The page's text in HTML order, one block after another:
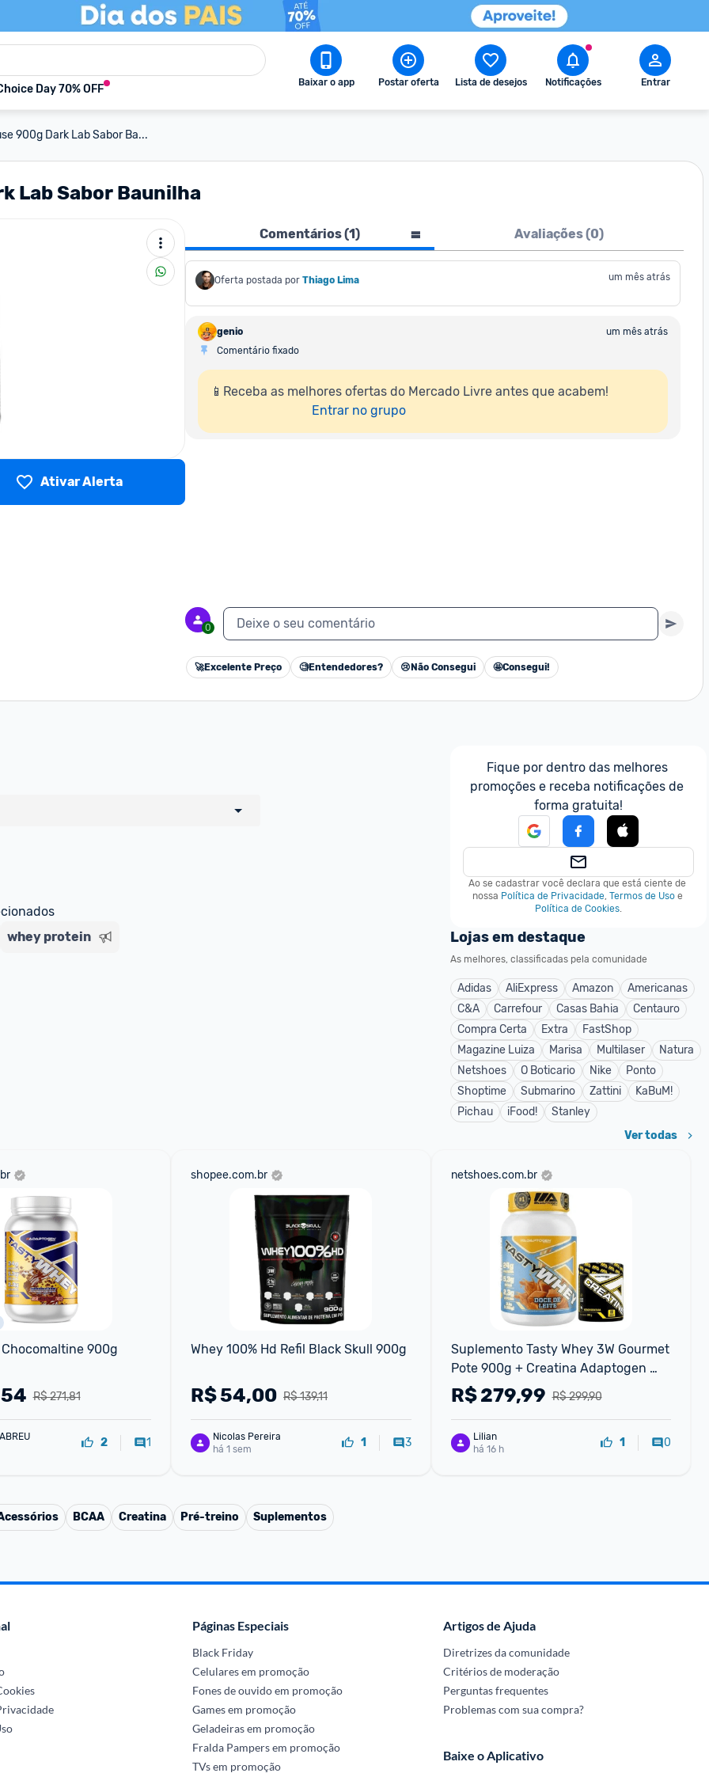
Day 70% OFF Baixar o app Postar oferta Lista de desejos Notificações Entrar
900g Dark Lab Sabor Ba...
Lab Sabor Baunilha
Ativar Alerta
Comentários (1) Avaliações (0)
Oferta postada por Thiago Lima um mês atrás
genio
um mês atrás
Comentário fixado
📱Receba as melhores ofertas do Mercado Livre antes que acabem!
Entrar no grupo
0 Deixe o seu comentário
🚀Excelente Preço 🧐Entendedores? 😢 Não Consegui 🤩Consegui!
um marketplace, nós indicamos no
sinalizamos através da tag
whey protein
Fique por dentro das melhores
promoções e receba notificações de
forma gratuita!
Ao se cadastrar você declara que está ciente de
nossa Política de Privacidade, Termos de Uso e
Política de Cookies.
Lojas em destaque
As melhores, classificadas pela comunidade
Adidas AliExpress Amazon
Americanas
C&A
Carrefour Casas Bahia
Centauro
Compra Certa
Extra
FastShop
Magazine Luiza
Marisa Multilaser
Natura
Netshoes
O Boticario Nike
Ponto
Shoptime
Submarino Zattini
KaBuM!
Pichau
iFood! Stanley
Ver todas
Chocomaltine 900g
R$ 271,81
2 1
shopee.com.br
Whey 100% Hd Refil Black Skull 900g
R$ 139,11
R$54,00
Nicolas Pereira
há 1 sem
1 3
netshoes.com.br
Suplemento Tasty Whey 3W Gourmet
Pote 900g + Creatina Adaptogen
300g
R$ 299,90
R$279,99
Lilian
há 16 h
1 0
BCAA Creatina Pré-treino Suplementos
Páginas Especiais
Black Friday
Celulares em promoção
Fones de ouvido em promoção
Games em promoção
Geladeiras em promoção
Fralda Pampers em promoção
TVs em promoção
Artigos de Ajuda
Diretrizes da comunidade
Critérios de moderação
Perguntas frequentes
Problemas com sua compra?
Baixe o Aplicativo